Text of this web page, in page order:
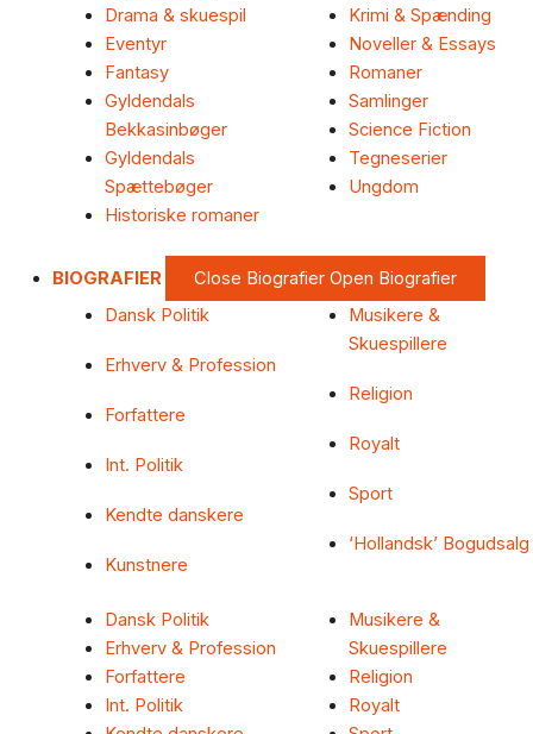
Drama & skuespil
Eventyr
Fantasy
Gyldendals
Bekkasinbøger
Gyldendals
Spættebøger
Historiske romaner
Krimi & Spænding
Noveller & Essays
Romaner
Samlinger
Science Fiction
Tegneserier
Ungdom
BIOGRAFIER Close Biografier Open Biografier
Dansk Politik
Erhverv & Profession
Forfattere
Int. Politik
Kendte danskere
Kunstnere
Musikere &
Skuespillere
Religion
Royalt
Sport
‘Hollandsk’ Bogudsalg
Dansk Politik
Erhverv & Profession
Forfattere
Int. Politik
Musikere &
Skuespillere
Religion
Royalt